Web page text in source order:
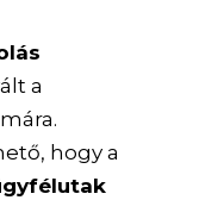
a
hogy a